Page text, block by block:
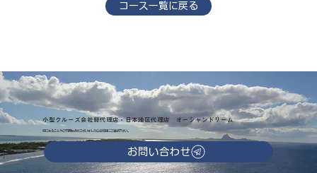
コース一覧に戻る
小型クルーズ会社総代理店・日本地区代理店 オーシャンドリーム
気になることやご不明な点がございましたらお気軽にご連絡下さい。
お問い合わせ